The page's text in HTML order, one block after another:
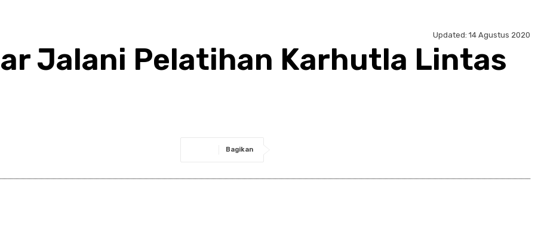
Updated: 14 Agustus 2020
Jalani Pelatihan Karhutla Lintas
Bagikan